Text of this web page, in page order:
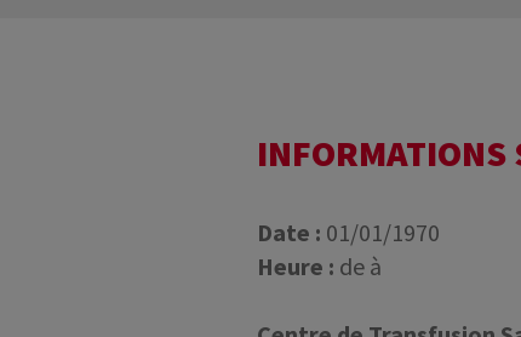
INFORMATIONS
Date : 01/01/1970
Heure : de à